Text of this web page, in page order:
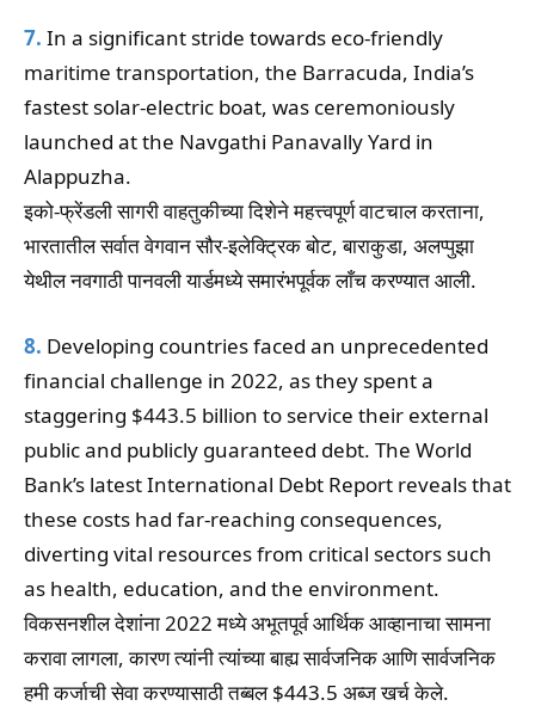
7. In a significant stride towards eco-friendly
maritime transportation, the Barracuda, India’s
fastest solar-electric boat, was ceremoniously
launched at the Navgathi Panavally Yard in
Alappuzha.
इको-फ्रेंडली सागरी वाहतुकीच्या दिशेने महत्त्वपूर्ण वाटचाल करताना,
भारतातील सर्वात वेगवान सौर-इलेक्ट्रिक बोट, बाराकुडा, अलप्पुझा
येथील नवगाठी पानवली यार्डमध्ये समारंभपूर्वक लाँच करण्यात आली.
8. Developing countries faced an unprecedented
financial challenge in 2022, as they spent a
staggering $443.5 billion to service their external
public and publicly guaranteed debt. The World
Bank’s latest International Debt Report reveals that
these costs had far-reaching consequences,
diverting vital resources from critical sectors such
as health, education, and the environment.
विकसनशील देशांना 2022 मध्ये अभूतपूर्व आर्थिक आव्हानाचा सामना
करावा लागला, कारण त्यांनी त्यांच्या बाह्य सार्वजनिक आणि सार्वजनिक
हमी कर्जाची सेवा करण्यासाठी तब्बल $443.5 अब्ज खर्च केले.